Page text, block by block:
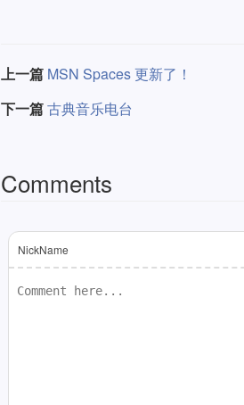
上一篇 MSN Spaces 更新了！
下一篇古典音乐电台
Comments
NickName